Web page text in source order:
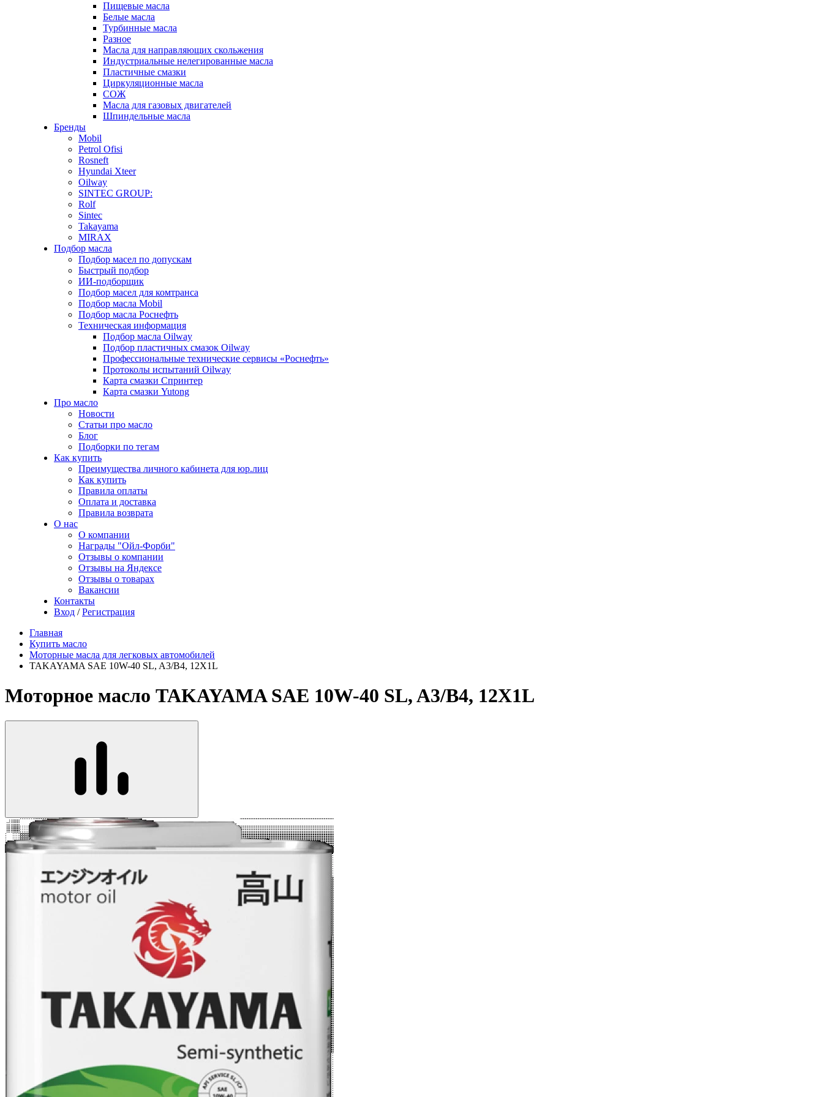
Пищевые масла
Белые масла
Турбинные масла
Разное
Масла для направляющих скольжения
Индустриальные нелегированные масла
Пластичные смазки
Циркуляционные масла
СОЖ
Масла для газовых двигателей
Шпиндельные масла
Бренды
Mobil
Petrol Ofisi
Rosneft
Hyundai Xteer
Oilway
SINTEC GROUP:
Rolf
Sintec
Takayama
MIRAX
Подбор масла
Подбор масел по допускам
Быстрый подбор
ИИ-подборщик
Подбор масел для комтранса
Подбор масла Mobil
Подбор масла Роснефть
Техническая информация
Подбор масла Oilway
Подбор пластичных смазок Oilway
Профессиональные технические сервисы «Роснефть»
Протоколы испытаний Oilway
Карта смазки Спринтер
Карта смазки Yutong
Про масло
Новости
Статьи про масло
Блог
Подборки по тегам
Как купить
Преимущества личного кабинета для юр.лиц
Как купить
Правила оплаты
Оплата и доставка
Правила возврата
О нас
О компании
Награды "Ойл-Форби"
Отзывы о компании
Отзывы на Яндексе
Отзывы о товарах
Вакансии
Контакты
Вход / Регистрация
Главная
Купить масло
Моторные масла для легковых автомобилей
TAKAYAMA SAE 10W-40 SL, A3/B4, 12X1L
Моторное масло TAKAYAMA SAE 10W-40 SL, A3/B4, 12X1L